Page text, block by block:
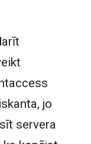
jo
servera